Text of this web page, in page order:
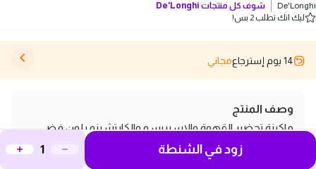
De'Longhi شوف كل منتجات De'Longhi
ليك انك تطلب 2 بس!
14 يوم إسترجاع مجاني
وصف المنتج
ماكينة تحضير القهوة والاسبريسو والكابتشينو بلون فضي
تجمع بين التصميم الأنيق والأداء الممتاز لتحصل على قهوتك
زود في الشنطة